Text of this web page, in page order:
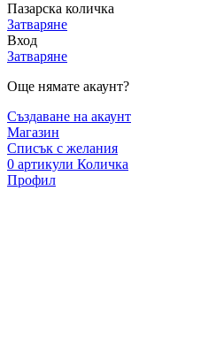
Пазарска количка
Затваряне
Вход
Затваряне
Още нямате акаунт?
Създаване на акаунт
Магазин
Списък с желания
0 артикули Количка
Профил